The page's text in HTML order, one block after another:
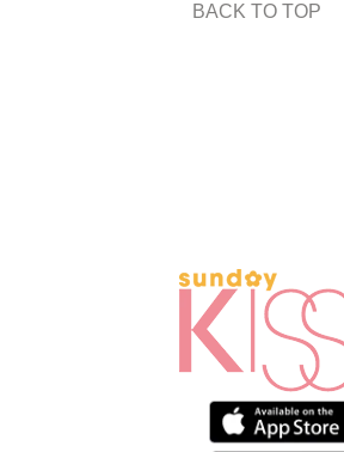
BACK TO TOP